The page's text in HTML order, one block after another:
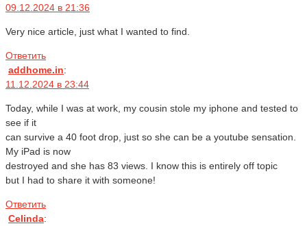
09.12.2024 в 21:36
Very nice article, just what I wanted to find.
Ответить
addhome.in:
11.12.2024 в 23:44
Today, while I was at work, my cousin stole my iphone and tested to
see if it
can survive a 40 foot drop, just so she can be a youtube sensation.
My iPad is now
destroyed and she has 83 views. I know this is entirely off topic
but I had to share it with someone!
Ответить
Celinda: